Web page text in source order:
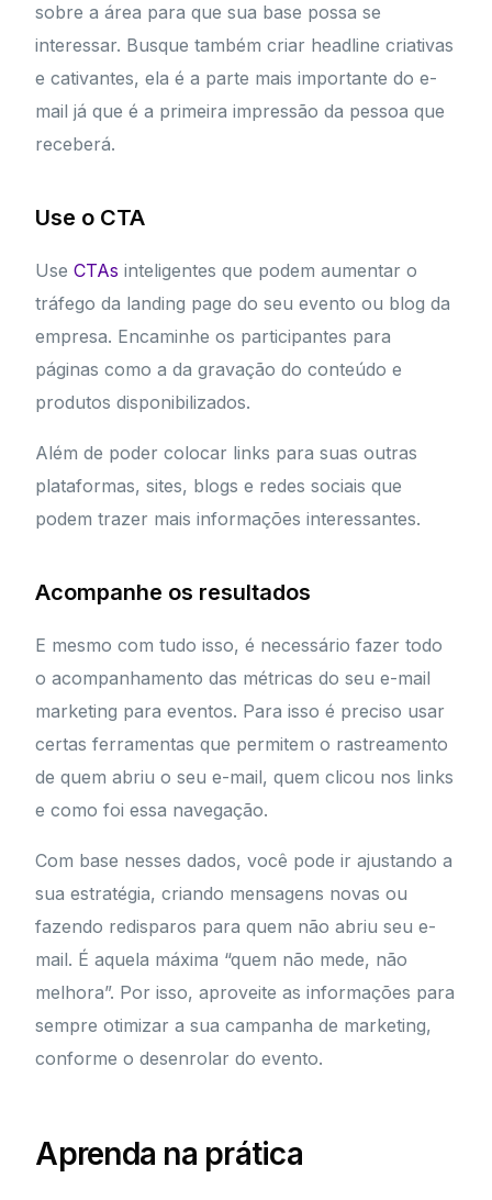
sobre a área para que sua base possa se
interessar. Busque também criar headline criativas
e cativantes, ela é a parte mais importante do e-
mail já que é a primeira impressão da pessoa que
receberá.
Use o CTA
UseCTAs inteligentes que podem aumentar o
tráfego da landing page do seu evento ou blog da
empresa. Encaminhe os participantes para
páginas como a da gravação do conteúdo e
produtos disponibilizados.
Além de poder colocar links para suas outras
plataformas, sites, blogs e redes sociais que
podem trazer mais informações interessantes.
Acompanhe os resultados
E mesmo com tudo isso, é necessário fazer todo
o acompanhamento das métricas do seu e-mail
marketing para eventos. Para isso é preciso usar
certas ferramentas que permitem o rastreamento
de quem abriu o seu e-mail, quem clicou nos links
e como foi essa navegação.
Com base nesses dados, você pode ir ajustando a
sua estratégia, criando mensagens novas ou
fazendo redisparos para quem não abriu seu e-
mail. É aquela máxima “quem não mede, não
melhora”. Por isso, aproveite as informações para
sempre otimizar a sua campanha de marketing,
conforme o desenrolar do evento.
Aprenda na prática